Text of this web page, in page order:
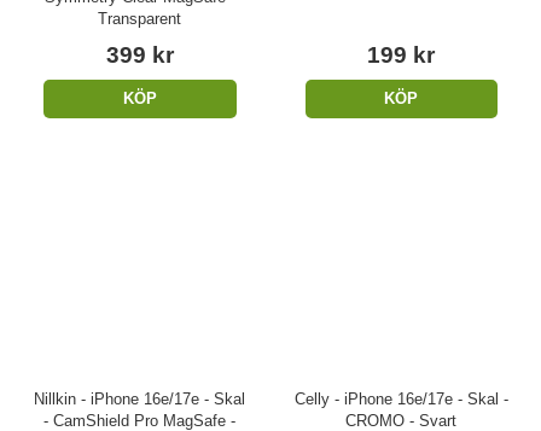
Transparent
399 kr
KÖP
199 kr
KÖP
Nillkin - iPhone 16e/17e - Skal
- CamShield Pro MagSafe -
Celly - iPhone 16e/17e - Skal -
CROMO - Svart